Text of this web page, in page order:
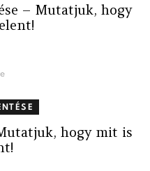
– Mutatjuk, hogy
hogy mit is